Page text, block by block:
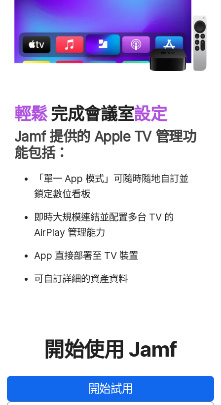
輕鬆 完成​會議​室設定
Jamf提供​的 Apple TV 管理​功​
能​包括：
「單一App 模式」​可​隨時​隨地​自訂​並​
鎖定​數​位​看板
即​時​大規模​連結​並​配置​多​台 TV 的
AirPlay 管理​能力
App 直接部​署​至 TV 裝置
可​自訂​詳細​的​資產​資料
開始​使用 Jamf
開始​試用